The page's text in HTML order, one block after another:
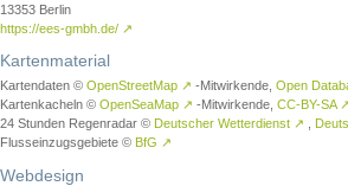
13353 Berlin
https://ees-gmbh.de/ ↗
Kartenmaterial
Kartendaten © OpenStreetMap ↗ -Mitwirkende, Open
Kartenkacheln © OpenSeaMap ↗ -Mitwirkende, CC-BY-SA ↗
24 Stunden Regenradar © Deutscher Wetterdienst ↗
Flusseinzugsgebiete © BfG ↗
Webdesign